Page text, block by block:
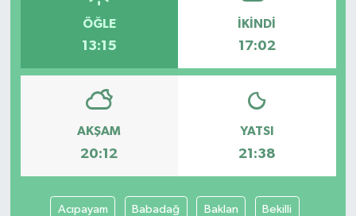
ÖĞLE
13:15
İKINDI
17:02
AKŞAM
20:12
YATSI
21:38
Acıpayam Babadağ Baklan Bekilli